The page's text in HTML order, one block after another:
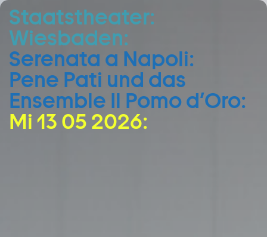
Zum Hauptinhalt springen
Zum Footer springen
Staatstheater:
Wiesbaden:
Serenata ­a Napoli:
Pene Pati und das
Ensemble Il Pomo d’Oro:
Mi 13 05 2026: